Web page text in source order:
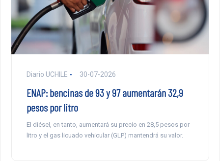
Diario UCHILE 30-07-2026
ENAP: bencinas de 93 y 97 aumentarán 32,9
pesos por litro
El diésel, en tanto, aumentará su precio en 28,5 pesos por
litro y el gas licuado vehicular (GLP) mantendrá su valor.